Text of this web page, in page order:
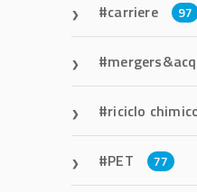
carriere 97
riciclo
PET 77